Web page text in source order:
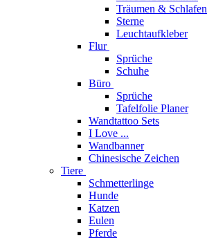
Träumen & Schlafen
Sterne
Leuchtaufkleber
Flur
Sprüche
Schuhe
Büro
Sprüche
Tafelfolie Planer
Wandtattoo Sets
I Love ...
Wandbanner
Chinesische Zeichen
Tiere
Schmetterlinge
Hunde
Katzen
Eulen
Pferde